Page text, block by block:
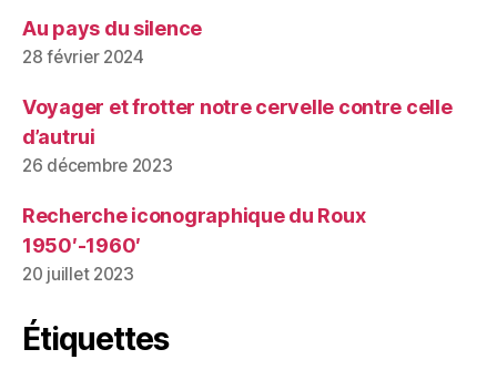
Au pays du silence
28 février 2024
Voyager et frotter notre cervelle contre celle
d’autrui
26 décembre 2023
Recherche iconographique du Roux
1950′-1960′
20 juillet 2023
Étiquettes